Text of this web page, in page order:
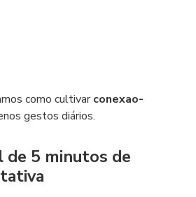
como cultivarconexao-
gestos diários.
de 5 minutos de